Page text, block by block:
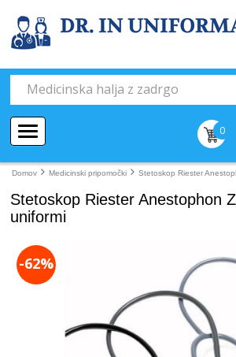
0
Domov Medicinski pripomočki Stetoskop Riester
Stetoskop Riester Anestophon
uniformi
-62%